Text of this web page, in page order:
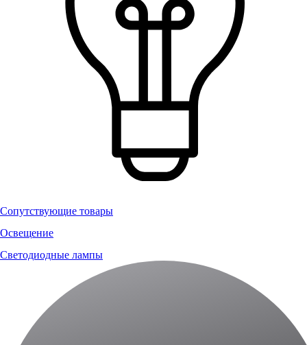
Сопутствующие товары
Освещение
Светодиодные лампы